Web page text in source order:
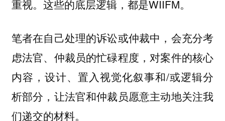
重视。这些的底层逻辑，都是WIIFM。
笔者在自己处理的诉讼或仲裁中，会充分考
虑法官、仲裁员的忙碌程度，对案件的核心
内容，设计、置入视觉化叙事和/或逻辑分
析部分，让法官和仲裁员愿意主动地关注我
们递交的材料。